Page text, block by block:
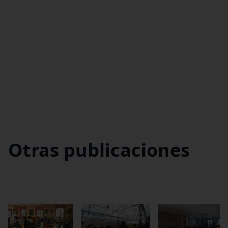
Otras publicaciones